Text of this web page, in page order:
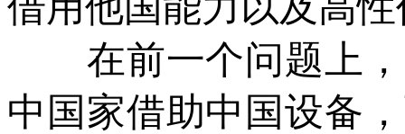
在前一个问题上，
中国家借助中国设备